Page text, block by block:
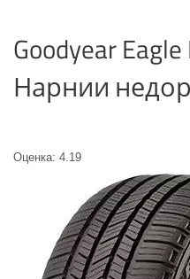
Goodyear
Нарнии
Оценка: 4.19